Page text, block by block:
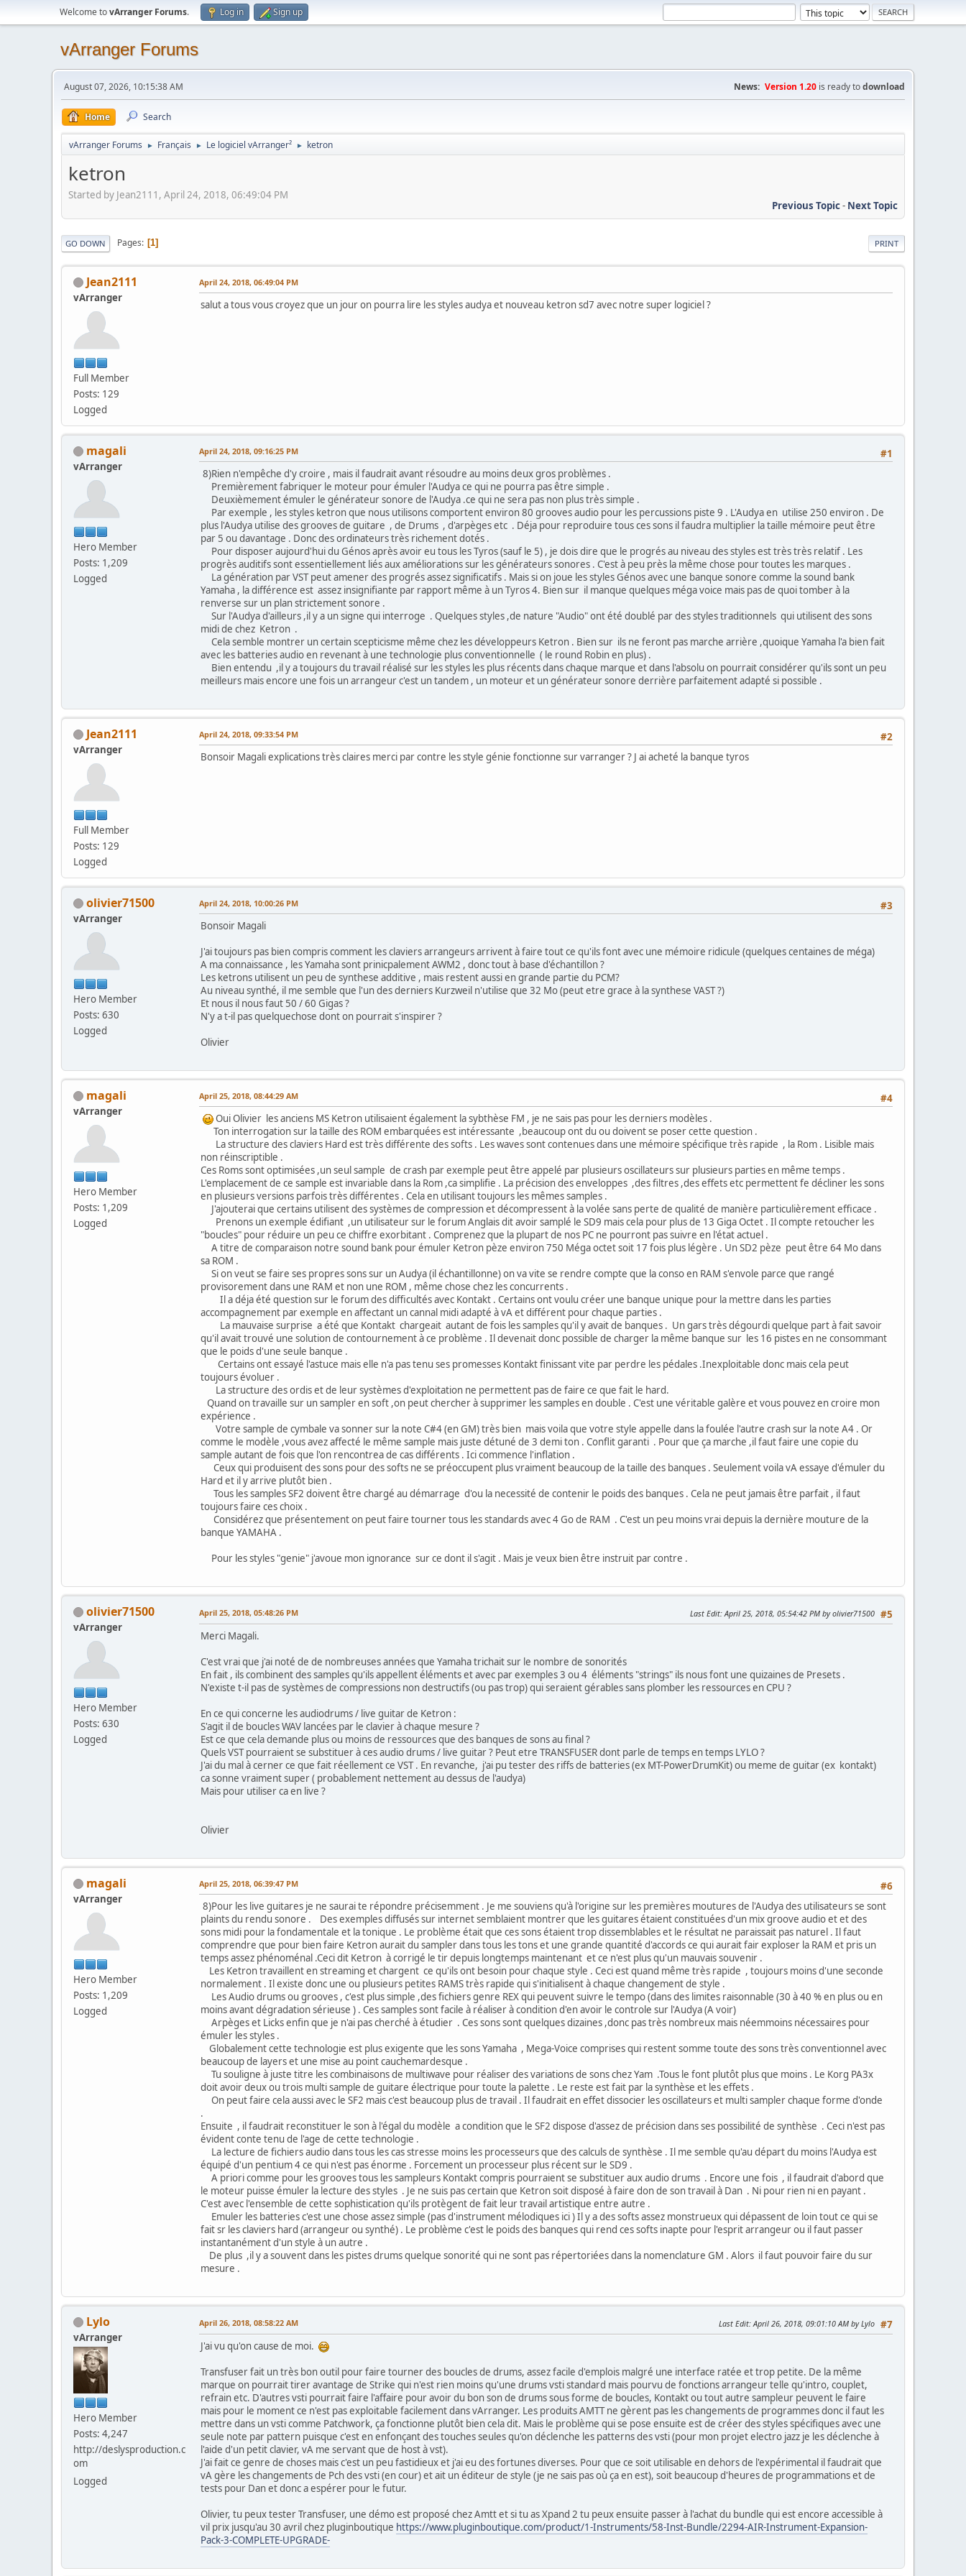
Welcome tovArranger Forums. Log in Sign up
vArranger Forums
August 07, 2026, 10:15:38 AM News: Version 1.20 is ready todownload
Home Search
vArranger Forums ► Français ► Le logiciel vArranger² ► ketron
ketron
Started by Jean2111, April 24, 2018, 06:49:04 PM
Previous Topic- Next Topic
PRINT
GO DOWN Pages 1
Jean2111
vArranger
Full Member
Posts: 129
Logged
April 24, 2018, 06:49:04 PM
salut a tous vous croyez que un jour on pourra lire les styles audya et nouveau ketron sd7 avec notre super logiciel ?
magali
vArranger
Hero Member
Posts: 1,209
Logged
#1
April 24, 2018, 09:16:25 PM
8)Rien n'empêche d'y croire , mais il faudrait avant résoudre au moins deux gros problèmes .
Premièrement fabriquer le moteur pour émuler l'Audya ce qui ne pourra pas être simple .
Deuxièmement émuler le générateur sonore de l'Audya .ce qui ne sera pas non plus très simple .
Par exemple , les styles ketron que nous utilisons comportent environ 80 grooves audio pour les percussions piste 9 . L'Audya en utilise 250 environ . De
plus l'Audya utilise des grooves de guitare , de Drums , d'arpèges etc . Déja pour reproduire tous ces sons il faudra multiplier la taille mémoire peut être
par 5 ou davantage . Donc des ordinateurs très richement dotés .
Pour disposer aujourd'hui du Génos après avoir eu tous les Tyros (sauf le 5) , je dois dire que le progrés au niveau des styles est très très relatif . Les
progrès auditifs sont essentiellement liés aux améliorations sur les générateurs sonores . C'est à peu près la même chose pour toutes les marques .
La génération par VST peut amener des progrés assez significatifs . Mais si on joue les styles Génos avec une banque sonore comme la sound bank
Yamaha , la différence est assez insignifiante par rapport même à un Tyros 4. Bien sur il manque quelques méga voice mais pas de quoi tomber à la
renverse sur un plan strictement sonore .
Sur l'Audya d'ailleurs ,il y a un signe qui interroge . Quelques styles ,de nature "Audio" ont été doublé par des styles traditionnels qui utilisent des sons
midi de chez Ketron .
Cela semble montrer un certain scepticisme même chez les développeurs Ketron . Bien sur ils ne feront pas marche arrière ,quoique Yamaha l'a bien fait
avec les batteries audio en revenant à une technologie plus conventionnelle ( le round Robin en plus) .
Bien entendu ,il y a toujours du travail réalisé sur les styles les plus récents dans chaque marque et dans l'absolu on pourrait considérer qu'ils sont un peu
meilleurs mais encore une fois un arrangeur c'est un tandem , un moteur et un générateur sonore derrière parfaitement adapté si possible .
Jean2111
vArranger
Full Member
Posts: 129
Logged
#2
April 24, 2018, 09:33:54 PM
Bonsoir Magali explications très claires merci par contre les style génie fonctionne sur varranger ? J ai acheté la banque tyros
olivier71500
vArranger
Hero Member
Posts: 630
Logged
#3
April 24, 2018, 10:00:26 PM
Bonsoir Magali
J'ai toujours pas bien compris comment les claviers arrangeurs arrivent à faire tout ce qu'ils font avec une mémoire ridicule (quelques centaines de méga)
A ma connaissance , les Yamaha sont prinicpalement AWM2 , donc tout à base d'échantillon ?
Les ketrons utilisent un peu de synthese additive , mais restent aussi en grande partie du PCM?
Au niveau synthé, il me semble que l'un des derniers Kurzweil n'utilise que 32 Mo (peut etre grace à la synthese VAST ?)
Et nous il nous faut 50 / 60 Gigas ?
N'y a t-il pas quelquechose dont on pourrait s'inspirer ?
Olivier
magali
vArranger
Hero Member
Posts: 1,209
Logged
#4
April 25, 2018, 08:44:29 AM
Oui Olivier les anciens MS Ketron utilisaient également la sybthèse FM , je ne sais pas pour les derniers modèles .
Ton interrogation sur la taille des ROM embarquées est intéressante ,beaucoup ont du ou doivent se poser cette question .
La structure des claviers Hard est très différente des softs . Les waves sont contenues dans une mémoire spécifique très rapide , la Rom . Lisible mais
non réinscriptible .
Ces Roms sont optimisées ,un seul sample de crash par exemple peut être appelé par plusieurs oscillateurs sur plusieurs parties en même temps .
L'emplacement de ce sample est invariable dans la Rom ,ca simplifie . La précision des enveloppes ,des filtres ,des effets etc permettent fe décliner les sons
en plusieurs versions parfois très différentes . Cela en utilisant toujours les mêmes samples .
J'ajouterai que certains utilisent des systèmes de compression et décompressent à la volée sans perte de qualité de manière particulièrement efficace .
Prenons un exemple édifiant ,un utilisateur sur le forum Anglais dit avoir samplé le SD9 mais cela pour plus de 13 Giga Octet . Il compte retoucher les
"boucles" pour réduire un peu ce chiffre exorbitant . Comprenez que la plupart de nos PC ne pourront pas suivre en l'état actuel .
A titre de comparaison notre sound bank pour émuler Ketron pèze environ 750 Méga octet soit 17 fois plus légère . Un SD2 pèze peut être 64 Mo dans
sa ROM .
Si on veut se faire ses propres sons sur un Audya (il échantillonne) on va vite se rendre compte que la conso en RAM s'envole parce que rangé
provisorement dans une RAM et non une ROM , même chose chez les concurrents .
Il a déja été question sur le forum des difficultés avec Kontakt . Certains ont voulu créer une banque unique pour la mettre dans les parties
accompagnement par exemple en affectant un cannal midi adapté à vA et différent pour chaque parties .
La mauvaise surprise a été que Kontakt chargeait autant de fois les samples qu'il y avait de banques . Un gars très dégourdi quelque part à fait savoir
qu'il avait trouvé une solution de contournement à ce problème . Il devenait donc possible de charger la même banque sur les 16 pistes en ne consommant
que le poids d'une seule banque .
Certains ont essayé l'astuce mais elle n'a pas tenu ses promesses Kontakt finissant vite par perdre les pédales .Inexploitable donc mais cela peut
toujours évoluer .
La structure des ordis et de leur systèmes d'exploitation ne permettent pas de faire ce que fait le hard.
Quand on travaille sur un sampler en soft ,on peut chercher à supprimer les samples en double . C'est une véritable galère et vous pouvez en croire mon
expérience .
Votre sample de cymbale va sonner sur la note C#4 (en GM) très bien mais voila que votre style appelle dans la foulée l'autre crash sur la note A4 . Or
comme le modèle ,vous avez affecté le même sample mais juste détuné de 3 demi ton . Conflit garanti . Pour que ça marche ,il faut faire une copie du
sample autant de fois que l'on rencontrea de cas différents . Ici commence l'inflation .
Ceux qui produisent des sons pour des softs ne se préoccupent plus vraiment beaucoup de la taille des banques . Seulement voila vA essaye d'émuler du
Hard et il y arrive plutôt bien .
Tous les samples SF2 doivent être chargé au démarrage d'ou la necessité de contenir le poids des banques . Cela ne peut jamais être parfait , il faut
toujours faire ces choix .
Considérez que présentement on peut faire tourner tous les standards avec 4 Go de RAM . C'est un peu moins vrai depuis la dernière mouture de la
banque YAMAHA .
Pour les styles "genie" j'avoue mon ignorance sur ce dont il s'agit . Mais je veux bien être instruit par contre .
olivier71500
vArranger
Hero Member
Posts: 630
Logged
#5
April 25, 2018, 05:48:26 PM Last Edit: April 25, 2018, 05:54:42 PM by olivier71500
Merci Magali.
C'est vrai que j'ai noté de de nombreuses années que Yamaha trichait sur le nombre de sonorités
En fait , ils combinent des samples qu'ils appellent éléments et avec par exemples 3 ou 4 éléments "strings" ils nous font une quizaines de Presets .
N'existe t-il pas de systèmes de compressions non destructifs (ou pas trop) qui seraient gérables sans plomber les ressources en CPU ?
En ce qui concerne les audiodrums / live guitar de Ketron :
S'agit il de boucles WAV lancées par le clavier à chaque mesure ?
Est ce que cela demande plus ou moins de ressources que des banques de sons au final ?
Quels VST pourraient se substituer à ces audio drums / live guitar ? Peut etre TRANSFUSER dont parle de temps en temps LYLO ?
J'ai du mal à cerner ce que fait réellement ce VST . En revanche, j'ai pu tester des riffs de batteries (ex MT-PowerDrumKit) ou meme de guitar (ex kontakt)
ca sonne vraiment super ( probablement nettement au dessus de l'audya)
Mais pour utiliser ca en live ?
Olivier
magali
vArranger
Hero Member
Posts: 1,209
Logged
#6
April 25, 2018, 06:39:47 PM
8)Pour les live guitares je ne saurai te répondre précisemment . Je me souviens qu'à l'origine sur les premières moutures de l'Audya des utilisateurs se sont
plaints du rendu sonore . Des exemples diffusés sur internet semblaient montrer que les guitares étaient constituées d'un mix groove audio et et des
sons midi pour la fondamentale et la tonique . Le problème était que ces sons étaient trop dissemblables et le résultat ne paraissait pas naturel . Il faut
comprendre que pour bien faire Ketron aurait du sampler dans tous les tons et une grande quantité d'accords ce qui aurait fair exploser la RAM et pris un
temps assez phénoménal .Ceci dit Ketron à corrigé le tir depuis longtemps maintenant et ce n'est plus qu'un mauvais souvenir .
Les Ketron travaillent en streaming et chargent ce qu'ils ont besoin pour chaque style . Ceci est quand même très rapide , toujours moins d'une seconde
normalement . Il existe donc une ou plusieurs petites RAMS très rapide qui s'initialisent à chaque changement de style .
Les Audio drums ou grooves , c'est plus simple ,des fichiers genre REX qui peuvent suivre le tempo (dans des limites raisonnable (30 à 40 % en plus ou en
moins avant dégradation sérieuse ) . Ces samples sont facile à réaliser à condition d'en avoir le controle sur l'Audya (A voir)
Arpèges et Licks enfin que je n'ai pas cherché à étudier . Ces sons sont quelques dizaines ,donc pas très nombreux mais néemmoins nécessaires pour
émuler les styles .
Globalement cette technologie est plus exigente que les sons Yamaha , Mega-Voice comprises qui restent somme toute des sons très conventionnel avec
beaucoup de layers et une mise au point cauchemardesque .
Tu souligne à juste titre les combinaisons de multiwave pour réaliser des variations de sons chez Yam .Tous le font plutôt plus que moins . Le Korg PA3x
doit avoir deux ou trois multi sample de guitare électrique pour toute la palette . Le reste est fait par la synthèse et les effets .
On peut faire cela aussi avec le SF2 mais c'est beaucoup plus de travail . Il faudrait en effet dissocier les oscillateurs et multi sampler chaque forme d'onde
.
Ensuite , il faudrait reconstituer le son à l'égal du modèle a condition que le SF2 dispose d'assez de précision dans ses possibilité de synthèse . Ceci n'est pas
évident conte tenu de l'age de cette technologie .
La lecture de fichiers audio dans tous les cas stresse moins les processeurs que des calculs de synthèse . Il me semble qu'au départ du moins l'Audya est
équipé d'un pentium 4 ce qui n'est pas énorme . Forcement un processeur plus récent sur le SD9 .
A priori comme pour les grooves tous les sampleurs Kontakt compris pourraient se substituer aux audio drums . Encore une fois , il faudrait d'abord que
le moteur puisse émuler la lecture des styles . Je ne suis pas certain que Ketron soit disposé à faire don de son travail à Dan . Ni pour rien ni en payant .
C'est avec l'ensemble de cette sophistication qu'ils protègent de fait leur travail artistique entre autre .
Emuler les batteries c'est une chose assez simple (pas d'instrument mélodiques ici ) Il y a des softs assez monstrueux qui dépassent de loin tout ce qui se
fait sr les claviers hard (arrangeur ou synthé) . Le problème c'est le poids des banques qui rend ces softs inapte pour l'esprit arrangeur ou il faut passer
instantanément d'un style à un autre .
De plus ,il y a souvent dans les pistes drums quelque sonorité qui ne sont pas répertoriées dans la nomenclature GM . Alors il faut pouvoir faire du sur
mesure .
Lylo
vArranger
Hero Member
Posts: 4,247
http://deslysproduction.c
om
Logged
#7
April 26, 2018, 08:58:22 AM Last Edit: April 26, 2018, 09:01:10 AM by Lylo
J'ai vu qu'on cause de moi.
Transfuser fait un très bon outil pour faire tourner des boucles de drums, assez facile d'emplois malgré une interface ratée et trop petite. De la même
marque on pourrait tirer avantage de Strike qui n'est rien moins qu'une drums vsti standard mais pourvu de fonctions arrangeur telle qu'intro, couplet,
refrain etc. D'autres vsti pourrait faire l'affaire pour avoir du bon son de drums sous forme de boucles, Kontakt ou tout autre sampleur peuvent le faire
mais pour le moment ce n'est pas exploitable facilement dans vArranger. Les produits AMTT ne gèrent pas les changements de programmes donc il faut les
mettre dans un vsti comme Patchwork, ça fonctionne plutôt bien cela dit. Mais le problème qui se pose ensuite est de créer des styles spécifiques avec une
seule note par pattern puisque c'est en enfonçant des touches seules qu'on déclenche les patterns des vsti (pour mon projet electro jazz je les déclenche à
l'aide d'un petit clavier, vA me servant que de host à vst).
J'ai fait ce genre de choses mais c'est un peu fastidieux et j'ai eu des fortunes diverses. Pour que ce soit utilisable en dehors de l'expérimental il faudrait que
vA gère les changements de Pch des vsti (en cour) et ait un éditeur de style (je ne sais pas où ça en est), soit beaucoup d'heures de programmations et de
tests pour Dan et donc a espérer pour le futur.
Olivier, tu peux tester Transfuser, une démo est proposé chez Amtt et si tu as Xpand 2 tu peux ensuite passer à l'achat du bundle qui est encore accessible à
vil prix jusqu'au 30 avril chez pluginboutique https://www.pluginboutique.com/product/1-Instruments/58-Inst-Bundle/2294-AIR-Instrument-Expansion-
Pack-3-COMPLETE-UPGRADE-